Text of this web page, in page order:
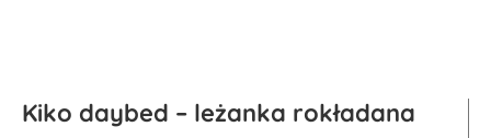
Kiko daybed – leżanka rokładana